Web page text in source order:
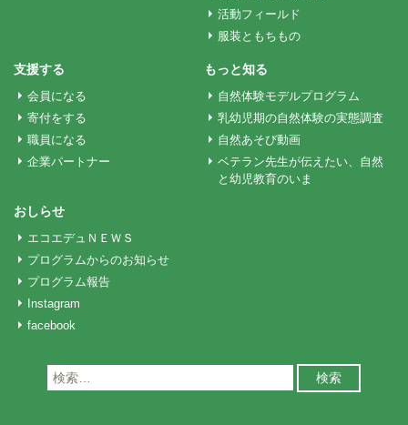
ョ
ン
活動フィールド
服装ともちもの
支援する
会員になる
寄付をする
職員になる
企業パートナー
もっと知る
自然体験モデルプログラム
乳幼児期の自然体験の実態調査
自然あそび動画
ベテラン先生が伝えたい、自然
と幼児教育のいま
おしらせ
エコエデュＮＥＷＳ
プログラムからのお知らせ
プログラム報告
Instagram
facebook
検
索: